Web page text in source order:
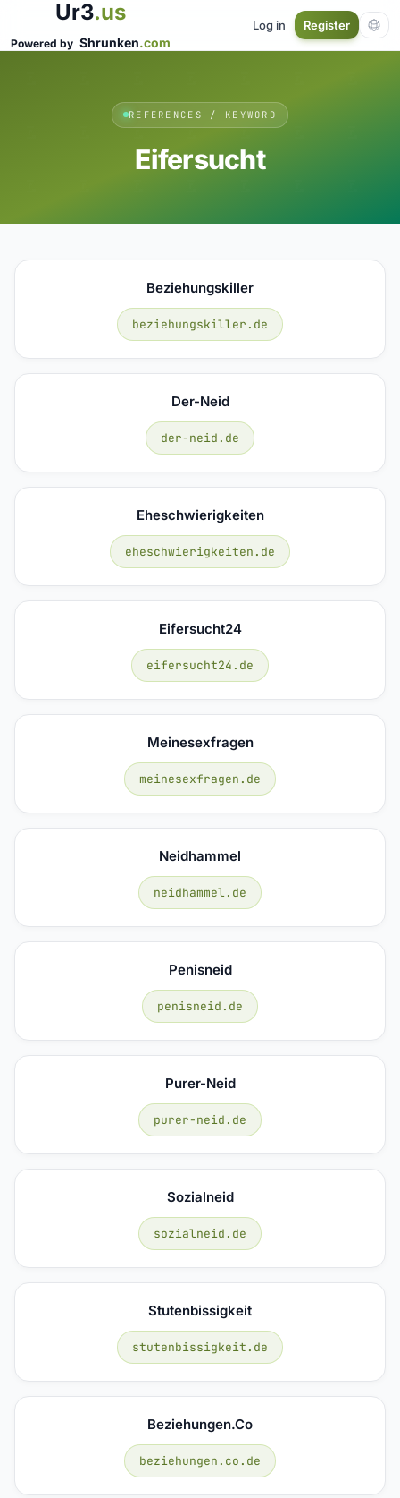
Ur3.us
Powered by Shrunken.com
Log in Register
REFERENCES / KEYWORD
Eifersucht
Beziehungskiller
beziehungskiller.de
Der-Neid
der-neid.de
Eheschwierigkeiten
eheschwierigkeiten.de
Eifersucht24
eifersucht24.de
Meinesexfragen
meinesexfragen.de
Neidhammel
neidhammel.de
Penisneid
penisneid.de
Purer-Neid
purer-neid.de
Sozialneid
sozialneid.de
Stutenbissigkeit
stutenbissigkeit.de
Beziehungen.co
beziehungen.co.de